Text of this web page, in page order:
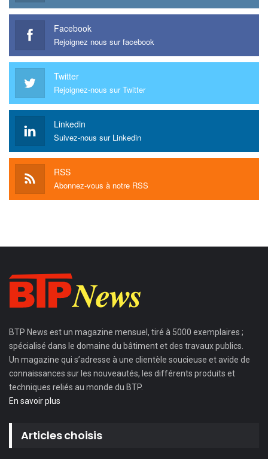
Facebook
Rejoignez nous sur facebook
Twitter
Rejoignez-nous sur Twitter
Linkedin
Suivez-nous sur Linkedin
RSS
Abonnez-vous à notre RSS
BTP News est un magazine mensuel, tiré à 5000 exemplaires ;
spécialisé dans le domaine du bâtiment et des travaux publics.
Un magazine qui s’adresse à une clientèle soucieuse et avide de
connaissances sur les nouveautés, les différents produits et
techniques reliés au monde du BTP.
En savoir plus
Articles choisis